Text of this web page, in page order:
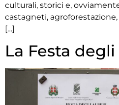
culturali, storici e,
castagneti,
[…]
La Festa